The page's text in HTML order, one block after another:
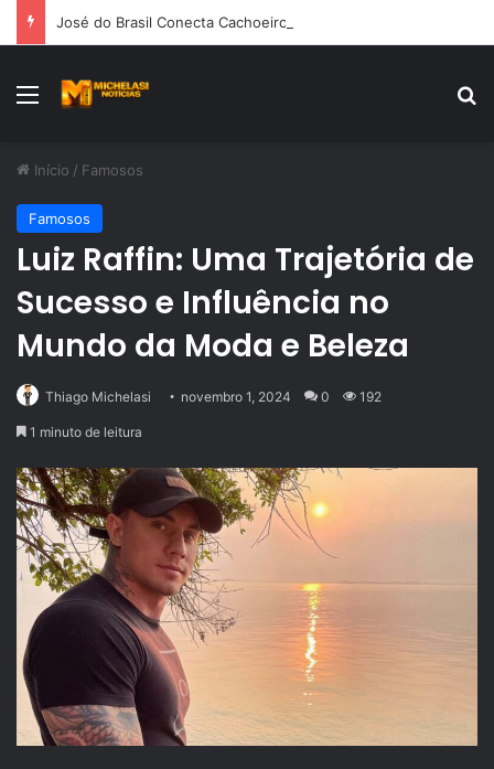
Menu
Início / Famosos
Famosos
Luiz Raffin: Uma Trajetória de
Sucesso e Influência no
Mundo da Moda e Beleza
Thiago Michelasi novembro 1, 2024 0 192
1 minuto de leitura